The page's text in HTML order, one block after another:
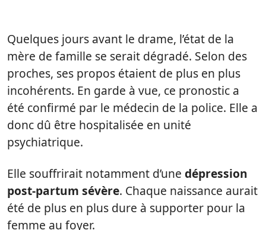
Quelques jours avant le drame, l’état de la
mère de famille se serait dégradé. Selon des
proches, ses propos étaient de plus en plus
incohérents. En garde à vue, ce pronostic a
été confirmé par le médecin de la police. Elle a
donc dû être hospitalisée en unité
psychiatrique.
Elle souffrirait notamment d’une dépression
post-partum sévère. Chaque naissance aurait
été de plus en plus dure à supporter pour la
femme au foyer.